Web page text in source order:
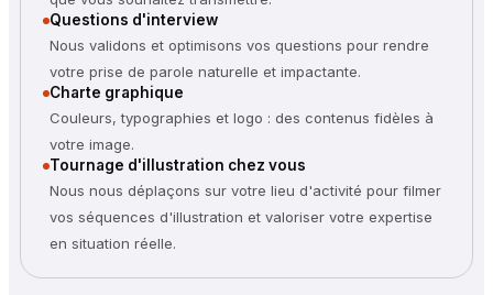
Questions d'interview
Nous validons et optimisons vos questions pour rendre
votre prise de parole naturelle et impactante.
Charte graphique
Couleurs, typographies et logo : des contenus fidèles à
votre image.
Tournage d'illustration chez vous
Nous nous déplaçons sur votre lieu d'activité pour filmer
vos séquences d'illustration et valoriser votre expertise
en situation réelle.